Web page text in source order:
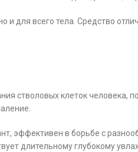
и для всего тела. Средство
стволовых клеток человека,
эффективен в борьбе с
длительному глубокому